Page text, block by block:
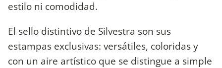
estilo ni comodidad.
El sello distintivo de Silvestra son sus
estampas exclusivas: versátiles, coloridas y
con un aire artístico que se distingue a simple